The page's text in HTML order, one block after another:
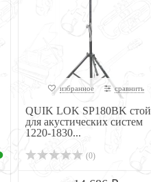
избранное сравнить
QUIK LOK SP180BK
для акустических систем
1220-1830...
(0)